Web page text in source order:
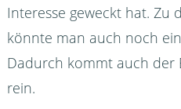
Interesse geweckt hat. Zu
könnte man auch noch
Dadurch kommt auch der
rein.